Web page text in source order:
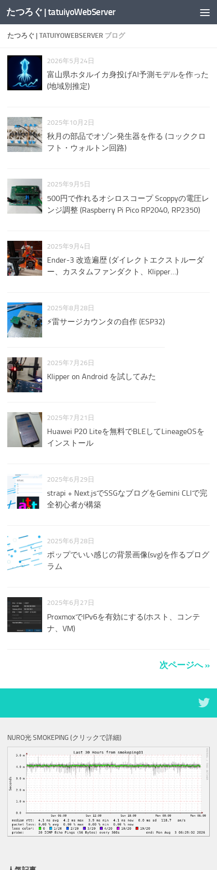
コンテンツへスキップ
たつろぐ | tatuiyoWebServer
たつろぐ | TATUIYOWEBSERVER ブログ
2026年5月24日
富山県ホタルイカ身投げAI予測モデルを作った
(地域別推定)
2025年10月2日
秋月の部品でオゾン発生器を作る (コッククロ
フト・ウォルトン回路)
2025年9月5日
500円で作れるオシロスコープ Scoppyの電圧レ
ンジ調整 (Raspberry Pi Pico RP2040, RP2350)
2025年9月4日
Ender-3 改造遍歴 (ダイレクトエクストルーダ
ー、カスタムファンダクト、Klipper…)
2025年8月28日
⚡雷サージカウンタの自作 (ESP32)
2025年7月26日
Klipper on Android を試してみた
2025年7月21日
Huawei P20 Liteを無料でBLEしてLineageOSを
インストール
2025年6月29日
strapi + Next.jsでSSGなブログをGemini CLIで完
全初心者が構築
2025年6月28日
ポップでいい感じの背景画像(svg)を作るプログ
ラム
2025年6月27日
ProxmoxでIPv6を有効にする(ホスト、コンテ
ナ、VM)
次ページへ »
NURO光 SMOKEPING (クリックで詳細)